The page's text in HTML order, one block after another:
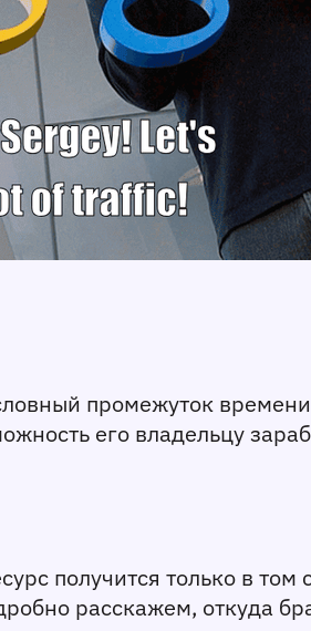
промежуток
его владельцу
получится только в том
расскажем, откуда